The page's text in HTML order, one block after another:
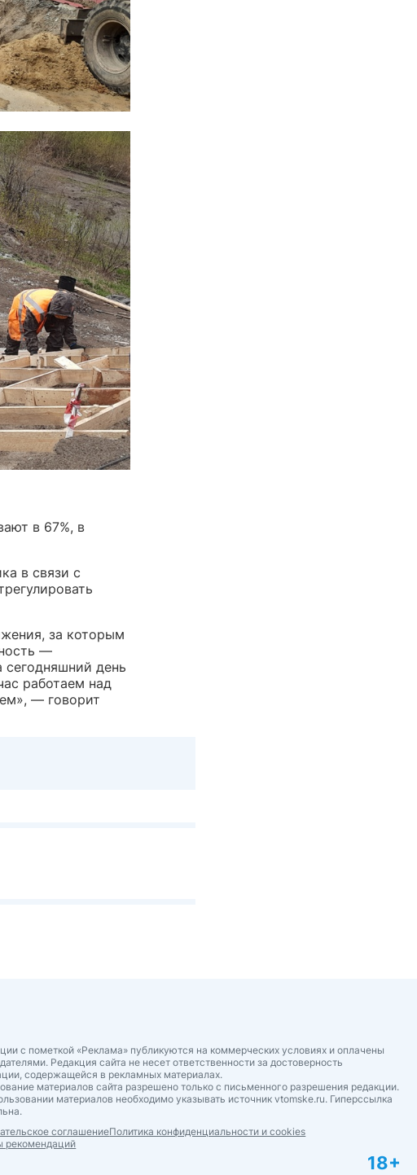
в 67%, в
в связи с
за которым
—
сегодняшний день
работаем над
— говорит
с пометкой «Реклама» публикуются на коммерческих условиях и оплачены
Редакция сайта не несет ответственности за достоверность
содержащейся в рекламных материалах.
материалов сайта разрешено только с письменного разрешения редакции.
материалов необходимо указывать источник vtomske.ru. Гиперссылка
соглашениеПолитика конфиденциальности и cookies
рекомендаций
18+